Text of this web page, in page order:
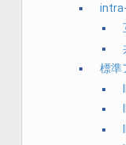
標準